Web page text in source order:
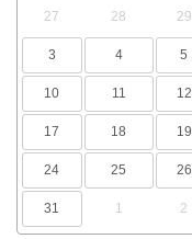
27 28 29
3 4 5
10 11 12
17 18 19
24 25 26
31 1 2